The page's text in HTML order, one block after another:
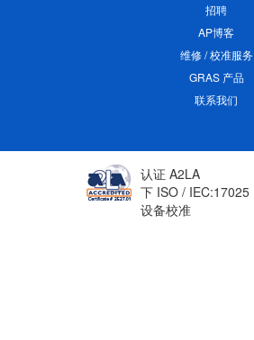
招聘
AP博客
维修 / 校准服务
GRAS 产品
联系我们
认证 A2LA
下 ISO / IEC:17025
设备校准